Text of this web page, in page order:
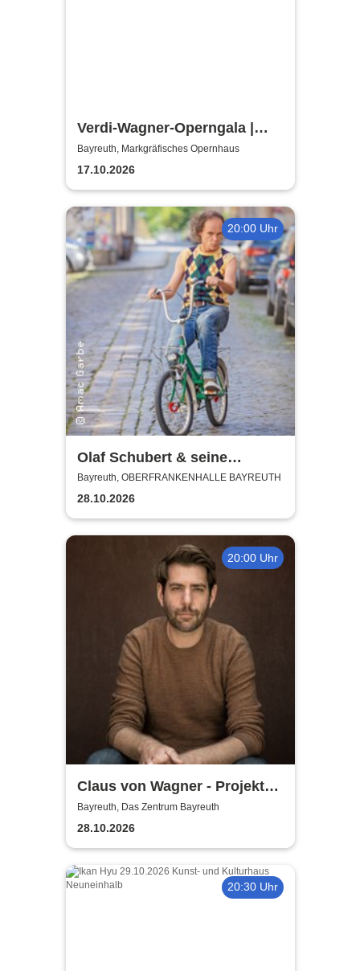
Verdi-Wagner-Operngala |
Thüringen Philharmonie
Gotha-Eisenach
Bayreuth, Markgräfisches Opernhaus
17.10.2026
20:00 Uhr
Olaf Schubert & seine
Freunde - Jetzt oder now!
Bayreuth, OBERFRANKENHALLE BAYREUTH
28.10.2026
20:00 Uhr
Claus von Wagner - Projekt
Equilibrium
Bayreuth, Das Zentrum Bayreuth
28.10.2026
20:30 Uhr